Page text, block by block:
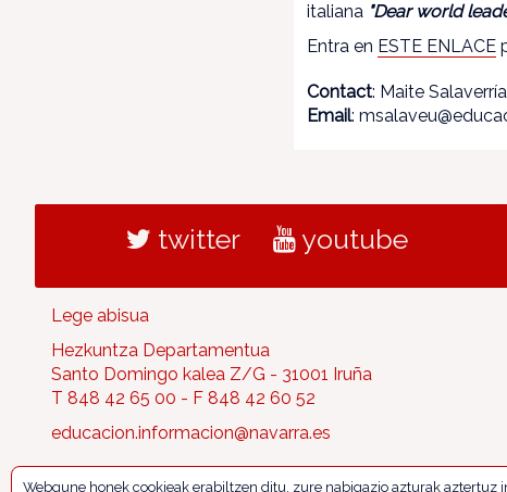
italiana "Dear world
Entra en ESTE ENLACE
Contact: Maite
Email:
twitter youtube
Lege abisua
Hezkuntza Departamentua
Santo Domingo kalea Z/G - 31001 Iruña
T 848 42 65 00 - F 848 42 60 52
educacion.informacion@navarra.es
Webgune honek cookieak erabiltzen ditu, zure nabigazio azturak